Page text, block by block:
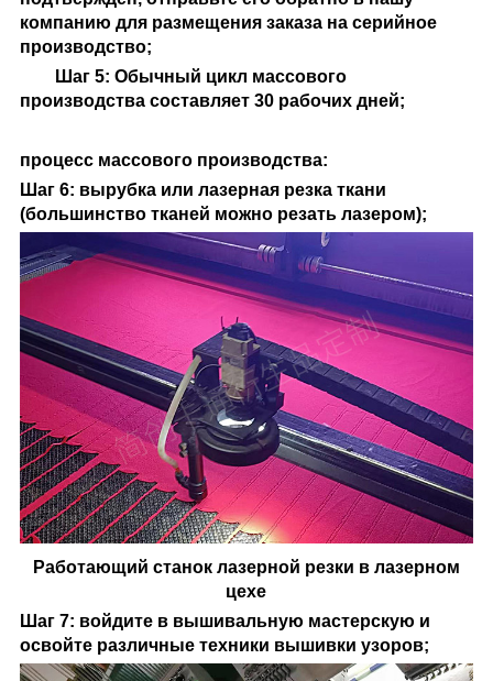
компанию для размещения заказа на серийное
производство;
Шаг 5: Обычный цикл массового
производства составляет 30 рабочих дней;
процесс массового производства:
Шаг 6: вырубка или лазерная резка ткани
(большинство тканей можно резать лазером);
Работающий станок лазерной резки в лазерном
цехе
Шаг 7: войдите в вышивальную мастерскую и
освойте различные техники вышивки узоров;